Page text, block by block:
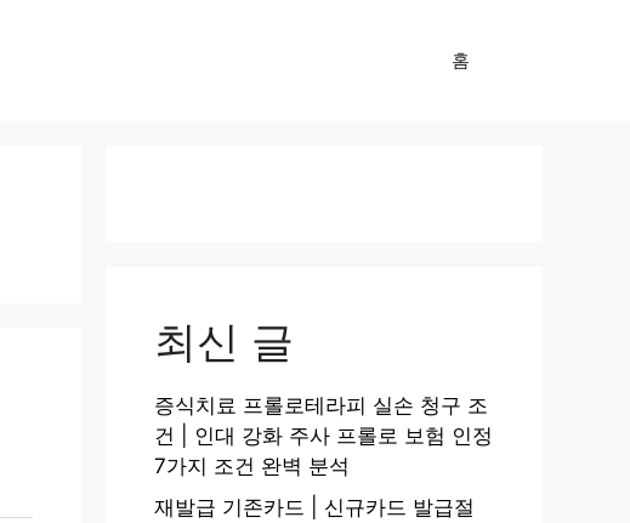
홈
최신 글
증식치료 프롤로테라피 실손 청구 조
건 | 인대 강화 주사 프롤로 보험 인정
7가지 조건 완벽 분석
재발급 기존카드 | 신규카드 발급절